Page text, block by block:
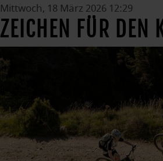
Mittwoch, 18 März 2026 12:29
ZEICHEN FÜR DEN